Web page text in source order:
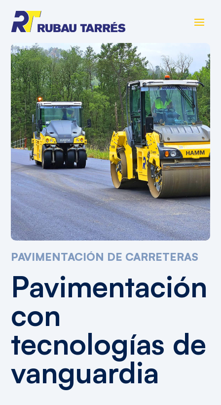
PAVIMENTACIÓN DE CARRETERAS
Pavimentación
con
tecnologías de
vanguardia